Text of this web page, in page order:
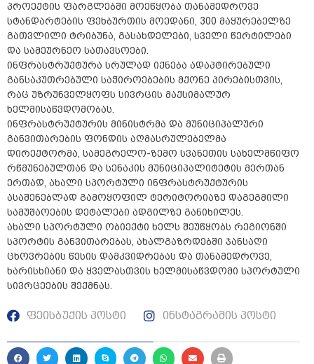
პროექტის ფარგლებში მოეწყობა თანამედროვე
სტანდარტების ფეხბურთის მოედანი, 300 მაყურებელზე
გათვლილი ტრიბუნა, გასახდელები, სველი წერტილები
და სამეურნეო სათავსოები.
ინფრასტრუქტურა სრულად იქნება ადაპტირებული
განსაკუთრებული საჭიროებების მქონე პირებისთვის,
რაც უზრუნველყოფს სივრცის მაქსიმალურ
ხელმისაწვდომობას.
ინფრასტრუქტურის მინისტრმა და მუნიციპალური
განვითარების ფონდის აღმასრულებელმა
დირექტორმა, სამეგრელო-ზემო სვანეთის სახელმწიფო
რწმუნებულთან და სენაკის მუნიციპალიტეტის მერთან
ერთად, ახალი სპორტული ინფრასტრუქტურის
ასაშენებლად გამოყოფილ ტერიტორიაზე დაგეგმილი
სამუშაოების დეტალები ადგილზე განიხილეს.
ახალი სპორტული ობიექტი ხელს შეუწყობს რეგიონში
სპორტის განვითარებას, ახალგაზრდებში ჯანსაღი
ცხოვრების წესის დამკვიდრებას და თანამედროვე,
ხარისხიანი და ყველასთვის ხელმისაწვდომი სპორტული
სივრცეების შექმნას.
ფეისბუქის პოსტი ინსტაგრამის პოსტი